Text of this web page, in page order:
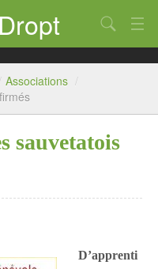
Chercher
Associations /
sauvetatois
D’apprenti